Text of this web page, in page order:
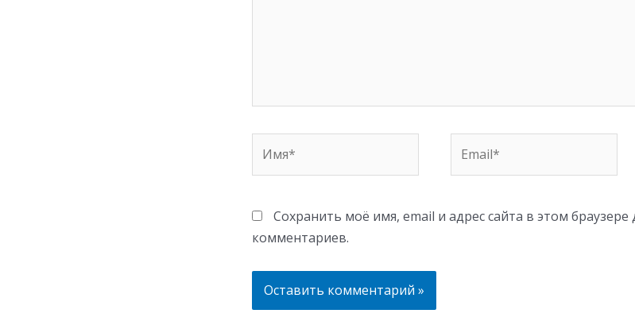
Сохранить моё имя, email и адрес сайта в этом
комментариев.